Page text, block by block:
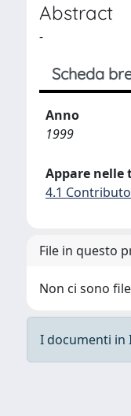
Abstract
-
Scheda
Anno
1999
Appare nelle
4.1
File in questo
Non ci sono
I documenti in